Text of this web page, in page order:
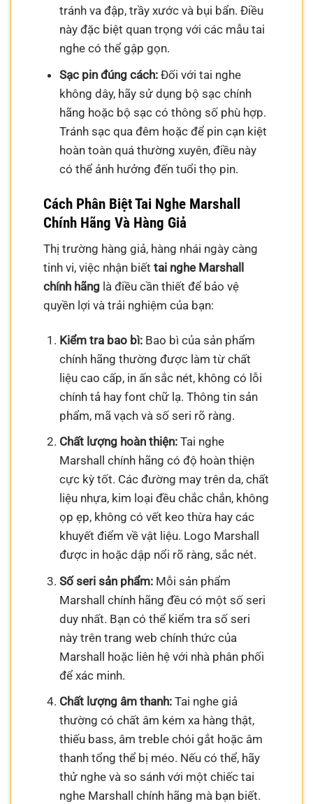
tránh va đập, trầy xước và bụi bẩn. Điều
này đặc biệt quan trọng với các mẫu tai
nghe có thể gập gọn.
Sạc pin đúng cách:Đối với tai nghe
không dây, hãy sử dụng bộ sạc chính
hãng hoặc bộ sạc có thông số phù hợp.
Tránh sạc qua đêm hoặc để pin cạn kiệt
hoàn toàn quá thường xuyên, điều này
có thể ảnh hưởng đến tuổi thọ pin.
Cách Phân Biệt Tai Nghe Marshall
Chính Hãng Và Hàng Giả
Thị trường hàng giả, hàng nhái ngày càng
tinh vi, việc nhận biếttai nghe Marshall
chính hãng là điều cần thiết để bảo vệ
quyền lợi và trải nghiệm của bạn:
Kiểm tra bao bì:Bao bì của sản phẩm
chính hãng thường được làm từ chất
liệu cao cấp, in ấn sắc nét, không có lỗi
chính tả hay font chữ lạ. Thông tin sản
phẩm, mã vạch và số seri rõ ràng.
Chất lượng hoàn thiện:Tai nghe
Marshall chính hãng có độ hoàn thiện
cực kỳ tốt. Các đường may trên da, chất
liệu nhựa, kim loại đều chắc chắn, không
ọp ẹp, không có vết keo thừa hay các
khuyết điểm về vật liệu. Logo Marshall
được in hoặc dập nổi rõ ràng, sắc nét.
Số seri sản phẩm:Mỗi sản phẩm
Marshall chính hãng đều có một số seri
duy nhất. Bạn có thể kiểm tra số seri
này trên trang web chính thức của
Marshall hoặc liên hệ với nhà phân phối
để xác minh.
Chất lượng âm thanh:Tai nghe giả
thường có chất âm kém xa hàng thật,
thiếu bass, âm treble chói gắt hoặc âm
thanh tổng thể bị méo. Nếu có thể, hãy
thử nghe và so sánh với một chiếc tai
nghe Marshall chính hãng mà bạn biết.